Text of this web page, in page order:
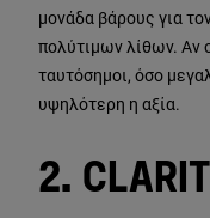
μονάδα βάρους για
πολύτιμων λίθων. Αν
ταυτόσημοι, όσο
υψηλότερη η αξία.
2.